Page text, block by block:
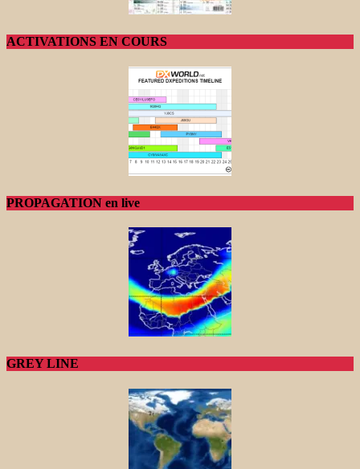
ACTIVATIONS EN COURS
PROPAGATION en live
GREY LINE